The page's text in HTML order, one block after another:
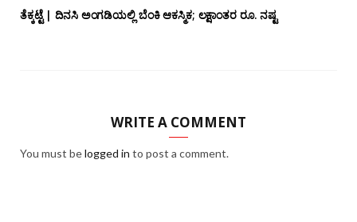
ತೆಕ್ಕಟ್ಟೆ | ದಿನಸಿ ಅಂಗಡಿಯಲ್ಲಿ ಬೆಂಕಿ ಆಕಸ್ಮಿಕ; ಲಕ್ಷಾಂತರ ರೂ. ನಷ್ಟ
WRITE A COMMENT
You must belogged in to post a comment.